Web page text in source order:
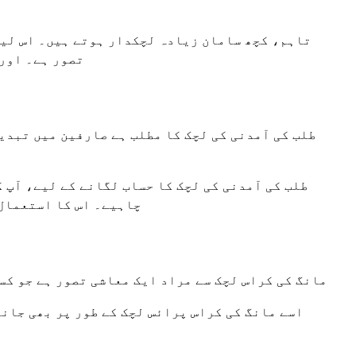
تاہم، کچھ سامان زیادہ لچکدار ہوتے ہیں۔ اس
تصور ہے۔
طلب کی آمدنی کی لچک کا مطلب ہے صارفین میں
طلب کی آمدنی کی لچک کا حساب لگانے کے لیے،
چاہیے۔ اس کا
مانگ کی کراس لچک سے مراد ایک معاشی تصور ہے جو
اسے مانگ کی کراس پرائس لچک کے طور پر بھی